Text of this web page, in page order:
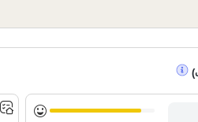
)